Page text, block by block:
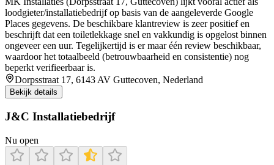
loodgieter/installatiebedrijf op basis van de aangeleverde Google
Places gegevens. De beschikbare klantreview is zeer positief en
beschrijft dat een toiletlekkage snel en vakkundig is opgelost binnen
ongeveer een uur. Tegelijkertijd is er maar één review beschikbaar,
waardoor het totaalbeeld (betrouwbaarheid en consistentie) nog
beperkt verifieerbaar is.
Dorpsstraat 17, 6143 AV Guttecoven, Nederland
Bekijk details
J&C Installatiebedrijf
Nu open